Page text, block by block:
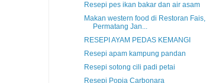
Resepi pes ikan bakar dan air asam
Makan western food di Restoran Fais,
Permatang Jan...
RESEPI AYAM PEDAS KEMANGI
Resepi apam kampung pandan
Resepi sotong cili padi petai
Resepi Popia Carbonara